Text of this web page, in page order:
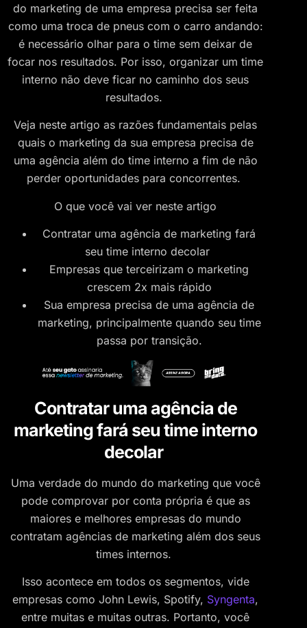
do marketing de uma empresa precisa ser feita
como uma troca de pneus com o carro andando:
é necessário olhar para o time sem deixar de
focar nos resultados. Por isso, organizar um time
interno não deve ficar no caminho dos seus
resultados.
Veja neste artigo as razões fundamentais pelas
quais o marketing da sua empresa precisa de
uma agência além do time interno a fim de não
perder oportunidades para concorrentes.
O que você vai ver neste artigo
Contratar uma agência de marketing fará
seu time interno decolar
Empresas que terceirizam o marketing
crescem 2x mais rápido
Sua empresa precisa de uma agência de
marketing, principalmente quando seu time
passa por transição.
Contratar uma agência de
marketing fará seu time interno
decolar
Uma verdade do mundo do marketing que você
pode comprovar por conta própria é que as
maiores e melhores empresas do mundo
contratam agências de marketing além dos seus
times internos.
Isso acontece em todos os segmentos, vide
empresas como John Lewis, Spotify, Syngenta,
entre muitas e muitas outras. Portanto, você